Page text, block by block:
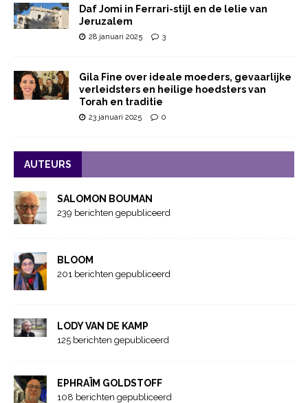
Daf Jomi in Ferrari-stijl en de lelie van
Jeruzalem
28 januari 2025 3
Gila Fine over ideale moeders, gevaarlijke
verleidsters en heilige hoedsters van
Torah en traditie
23 januari 2025 0
AUTEURS
SALOMON BOUMAN
239 berichten gepubliceerd
BLOOM
201 berichten gepubliceerd
LODY VAN DE KAMP
125 berichten gepubliceerd
EPHRAÏM GOLDSTOFF
108 berichten gepubliceerd